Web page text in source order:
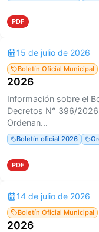
PDF
15 de julio de 2026
Boletín Oficial Municipal
2026
Información sobre el
Decretos N° 396/
Ordenan...
Boletín oficial 2026
PDF
14 de julio de 2026
Boletín Oficial Municipal
2026